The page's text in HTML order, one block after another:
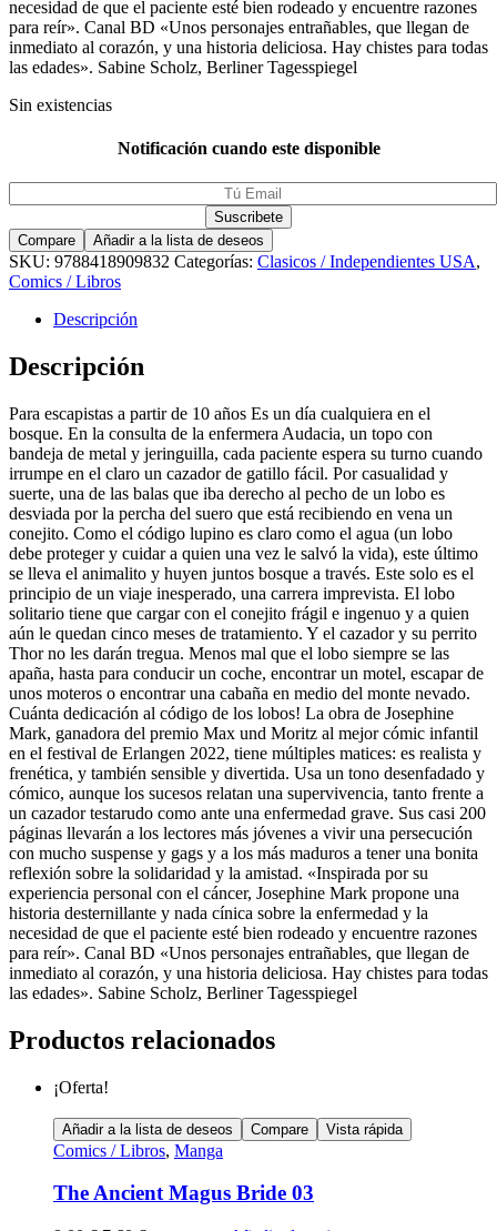
necesidad de que el paciente esté bien rodeado y encuentre razones
para reír». Canal BD «Unos personajes entrañables, que llegan de
inmediato al corazón, y una historia deliciosa. Hay chistes para todas
las edades». Sabine Scholz, Berliner Tagesspiegel
Sin existencias
Notificación cuando este disponible
Compare Añadir a la lista de deseos
SKU: 9788418909832 Categorías: Clasicos / Independientes USA,
Comics / Libros
Descripción
Descripción
Para escapistas a partir de 10 años Es un día cualquiera en el
bosque. En la consulta de la enfermera Audacia, un topo con
bandeja de metal y jeringuilla, cada paciente espera su turno cuando
irrumpe en el claro un cazador de gatillo fácil. Por casualidad y
suerte, una de las balas que iba derecho al pecho de un lobo es
desviada por la percha del suero que está recibiendo en vena un
conejito. Como el código lupino es claro como el agua (un lobo
debe proteger y cuidar a quien una vez le salvó la vida), este último
se lleva el animalito y huyen juntos bosque a través. Este solo es el
principio de un viaje inesperado, una carrera imprevista. El lobo
solitario tiene que cargar con el conejito frágil e ingenuo y a quien
aún le quedan cinco meses de tratamiento. Y el cazador y su perrito
Thor no les darán tregua. Menos mal que el lobo siempre se las
apaña, hasta para conducir un coche, encontrar un motel, escapar de
unos moteros o encontrar una cabaña en medio del monte nevado.
Cuánta dedicación al código de los lobos! La obra de Josephine
Mark, ganadora del premio Max und Moritz al mejor cómic infantil
en el festival de Erlangen 2022, tiene múltiples matices: es realista y
frenética, y también sensible y divertida. Usa un tono desenfadado y
cómico, aunque los sucesos relatan una supervivencia, tanto frente a
un cazador testarudo como ante una enfermedad grave. Sus casi 200
páginas llevarán a los lectores más jóvenes a vivir una persecución
con mucho suspense y gags y a los más maduros a tener una bonita
reflexión sobre la solidaridad y la amistad. «Inspirada por su
experiencia personal con el cáncer, Josephine Mark propone una
historia desternillante y nada cínica sobre la enfermedad y la
necesidad de que el paciente esté bien rodeado y encuentre razones
para reír». Canal BD «Unos personajes entrañables, que llegan de
inmediato al corazón, y una historia deliciosa. Hay chistes para todas
las edades». Sabine Scholz, Berliner Tagesspiegel
Productos relacionados
¡Oferta!
Añadir a la lista de deseos Compare Vista rápida
Comics / Libros, Manga
The Ancient Magus Bride 03